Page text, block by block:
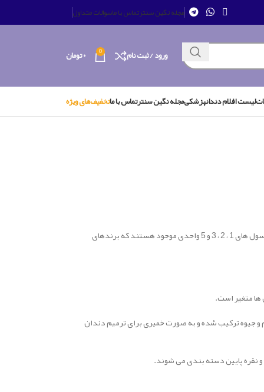
مجله نگین سنترتماس با ماسوالات متداول
ورود / ثبت نام 0 ۰تومان
لیست اقلام دندانپزشکیمجله نگین سنترتماس با ماتخفیف‌های ویژه
آمالکپ ها موادی هستند که در ترمیم دندان مورد استفاده قرار می گیرند. این مواد در کپسول های 1 ، 2 ، 3 و 5 واحدی موجود هستند که برندهای
متغیر است.
و جیوه ترکیب شده و به صورت خمیری برای ترمیم دندان
نقره پایین دسته بندی می شوند.